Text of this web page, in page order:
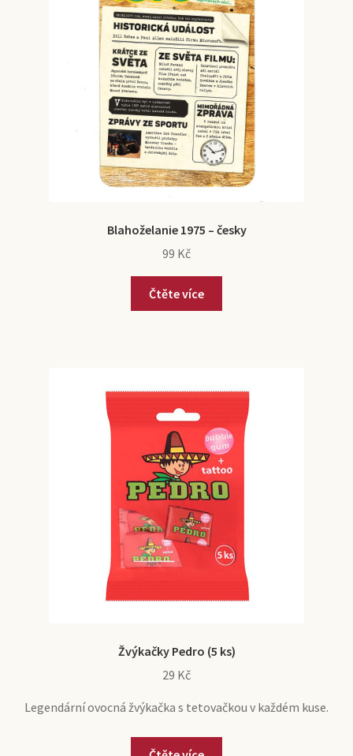
Blahoželanie 1975 – česky
99 Kč
Čtěte více
Žvýkačky Pedro (5 ks)
29 Kč
Legendární ovocná žvýkačka s tetovačkou v každém kuse.